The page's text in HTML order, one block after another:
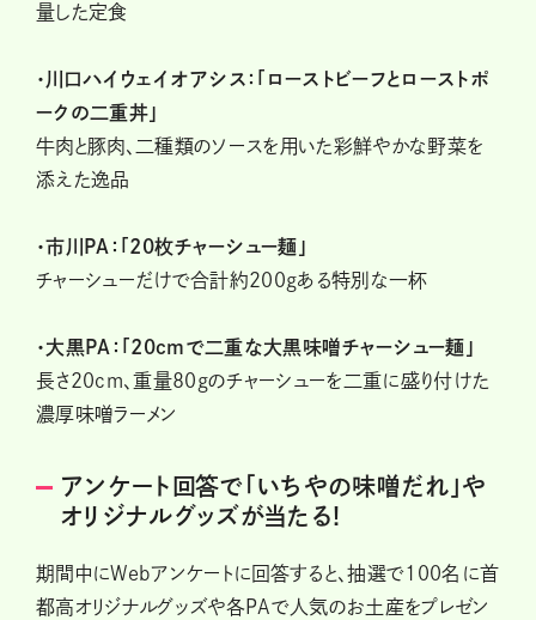
量した定食
・川口ハイウェイオアシス：「ローストビーフとローストポ
ークの二重丼」
牛肉と豚肉、二種類のソースを用いた彩鮮やかな野菜を
添えた逸品
・市川PA：「20枚チャーシュー麺」
チャーシューだけで合計約200gある特別な一杯
・大黒PA：「20cmで二重な大黒味噌チャーシュー麺」
長さ20cm、重量80gのチャーシューを二重に盛り付けた
濃厚味噌ラーメン
アンケート回答で「いちやの味噌だれ」や
オリジナルグッズが当たる!
期間中にWebアンケートに回答すると、抽選で100名に首
都高オリジナルグッズや各PAで人気のお土産をプレゼン